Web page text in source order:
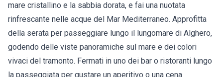
mare cristallino e la sabbia dorata, e fai una nuotata
rinfrescante nelle acque del Mar Mediterraneo. Approfitta
della serata per passeggiare lungo il lungomare di Alghero,
godendo delle viste panoramiche sul mare e dei colori
vivaci del tramonto. Fermati in uno dei bar o ristoranti lungo
la passeggiata per gustare un aperitivo o una cena